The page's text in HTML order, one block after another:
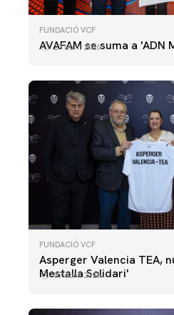
FUNDACIÓ VCF
AVAFAM se suma a
27 abril 2026
FUNDACIÓ VCF
Asperger Valencia TEA,
Mestalla Solidari'
07 abril 2026